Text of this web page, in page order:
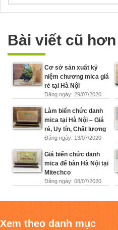
Bài viết cũ hơn
Cơ sở sản xuất kỷ
niệm chương mica giá
rẻ tại Hà Nội
Đăng ngày: 29/07/2020
Làm biển chức danh
mica tại Hà Nội – Giá
rẻ, Uy tín, Chất lượng
Đăng ngày: 13/07/2020
Giá biển chức danh
mica để bàn Hà Nội tại
Mitechco
Đăng ngày: 08/07/2020
Xem theo danh mục